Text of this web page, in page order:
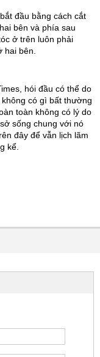
đầu bằng cách cắt
bên và phía sau
ở trên luôn phải
bên.
hói đầu có thể do
có gì bất thường
toàn không có lý do
sống chung với nó
đây để vẫn lịch lãm
kể.